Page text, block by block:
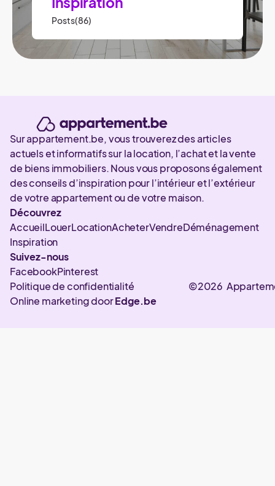
Posts(86)
Sur appartement.be, vous trouverez des articles
actuels et informatifs sur la location, l’achat et la vente
de biens immobiliers. Nous vous proposons également
des conseils d’inspiration pour l’intérieur et l’extérieur
de votre appartement ou de votre maison.
Découvrez
AccueilLouerLocationAcheterVendreDéménagement
Inspiration
Suivez-nous
FacebookPinterest
©2026
Politique de confidentialité
Online marketing doorEdge.be